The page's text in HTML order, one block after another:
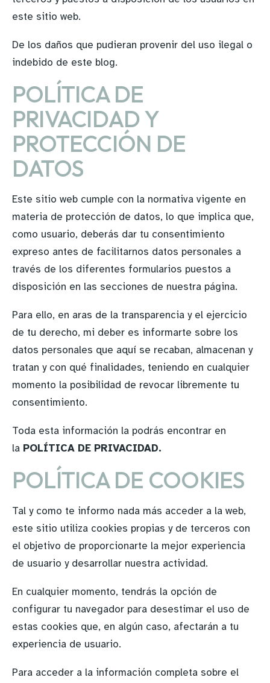
este sitio web.
De los daños que pudieran provenir del uso ilegal o
indebido de este blog.
POLÍTICA DE
PRIVACIDAD Y
PROTECCIÓN DE
DATOS
Este sitio web cumple con la normativa vigente en
materia de protección de datos, lo que implica que,
como usuario, deberás dar tu consentimiento
expreso antes de facilitarnos datos personales a
través de los diferentes formularios puestos a
disposición en las secciones de nuestra página.
Para ello, en aras de la transparencia y el ejercicio
de tu derecho, mi deber es informarte sobre los
datos personales que aquí se recaban, almacenan y
tratan y con qué finalidades, teniendo en cualquier
momento la posibilidad de revocar libremente tu
consentimiento.
Toda esta información la podrás encontrar en
la POLÍTICA DE PRIVACIDAD.
POLÍTICA DE COOKIES
Tal y como te informo nada más acceder a la web,
este sitio utiliza cookies propias y de terceros con
el objetivo de proporcionarte la mejor experiencia
de usuario y desarrollar nuestra actividad.
En cualquier momento, tendrás la opción de
configurar tu navegador para desestimar el uso de
estas cookies que, en algún caso, afectarán a tu
experiencia de usuario.
Para acceder a la información completa sobre el